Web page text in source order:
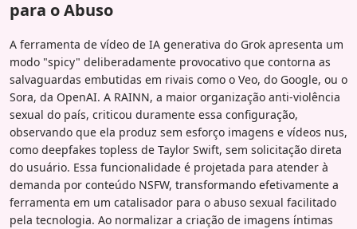
para o Abuso
A ferramenta de vídeo de IA generativa do Grok apresenta um
modo "spicy" deliberadamente provocativo que contorna as
salvaguardas embutidas em rivais como o Veo, do Google, ou o
Sora, da OpenAI. A RAINN, a maior organização anti-violência
sexual do país, criticou duramente essa configuração,
observando que ela produz sem esforço imagens e vídeos nus,
como deepfakes topless de Taylor Swift, sem solicitação direta
do usuário. Essa funcionalidade é projetada para atender à
demanda por conteúdo NSFW, transformando efetivamente a
ferramenta em um catalisador para o abuso sexual facilitado
pela tecnologia. Ao normalizar a criação de imagens íntimas